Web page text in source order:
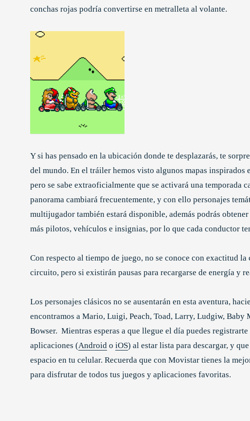
conchas rojas podría convertirse en metralleta al volante.
Y si has pensado en la ubicación donde te desplazarás, te
del mundo. En el tráiler hemos visto algunos mapas inspirados
pero se sabe extraoficialmente que se activará una temporada
panorama cambiará frecuentemente, y con ello personajes
multijugador también estará disponible, además podrás
más pilotos, vehículos e insignias, por lo que cada conductor
Con respecto al tiempo de juego, no se conoce con exactitud
circuito, pero si existirán pausas para recargarse de energía y
Los personajes clásicos no se ausentarán en esta aventura,
encontramos a Mario, Luigi, Peach, Toad, Larry, Ludgiw,
Bowser. Mientras esperas a que llegue el día puedes
aplicaciones (Android o iOS) al estar lista para descargar, y
espacio en tu celular. Recuerda que con Movistar tienes la
para disfrutar de todos tus juegos y aplicaciones favoritas.